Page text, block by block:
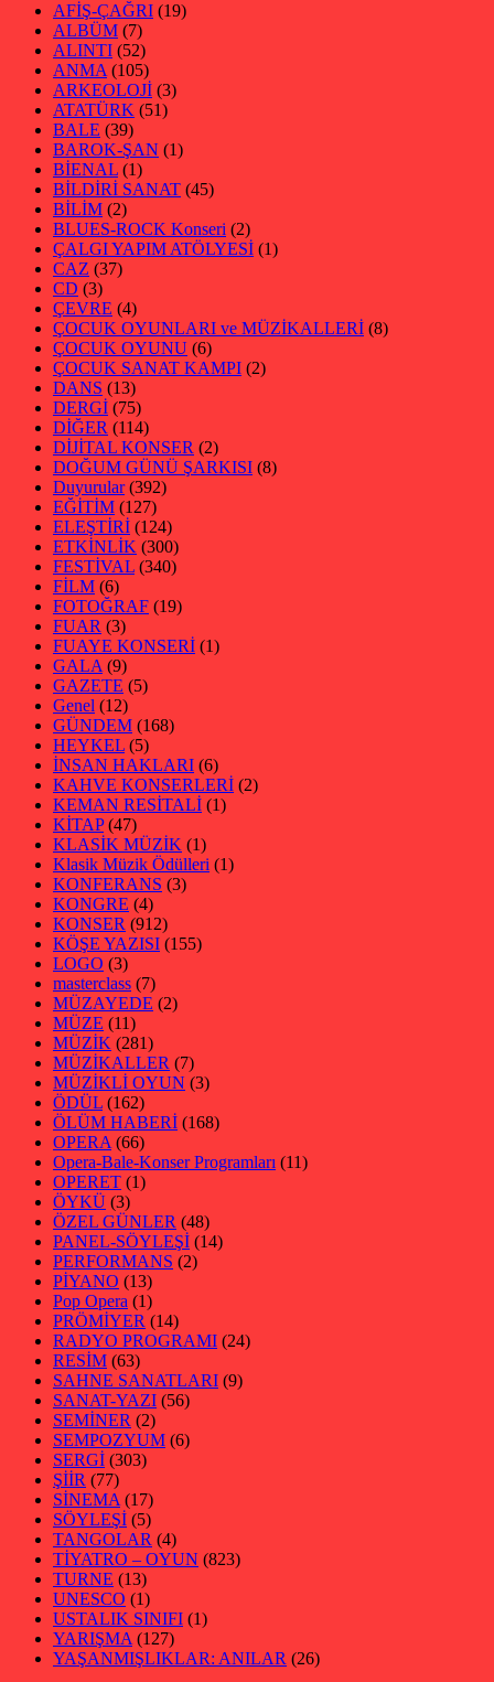
AFİŞ-ÇAĞRI (19)
ALBÜM (7)
ALINTI (52)
ANMA (105)
ARKEOLOJİ (3)
ATATÜRK (51)
BALE (39)
BAROK-ŞAN (1)
BİENAL (1)
BİLDİRİ SANAT (45)
BİLİM (2)
BLUES-ROCK Konseri (2)
ÇALGI YAPIM ATÖLYESİ (1)
CAZ (37)
CD (3)
ÇEVRE (4)
ÇOCUK OYUNLARI ve MÜZİKALLERİ (8)
ÇOCUK OYUNU (6)
ÇOCUK SANAT KAMPI (2)
DANS (13)
DERGİ (75)
DİĞER (114)
DİJİTAL KONSER (2)
DOĞUM GÜNÜ ŞARKISI (8)
Duyurular(392)
EĞİTİM (127)
ELEŞTİRİ (124)
ETKİNLİK (300)
FESTİVAL (340)
FİLM (6)
FOTOĞRAF (19)
FUAR (3)
FUAYE KONSERİ (1)
GALA (9)
GAZETE (5)
Genel (12)
GÜNDEM (168)
HEYKEL (5)
İNSAN HAKLARI (6)
KAHVE KONSERLERİ (2)
KEMAN RESİTALİ (1)
KİTAP(47)
KLASİK MÜZİK (1)
Klasik Müzik Ödülleri (1)
KONFERANS (3)
KONGRE (4)
KONSER (912)
KÖŞE YAZISI (155)
LOGO (3)
masterclass (7)
MÜZAYEDE (2)
MÜZE (11)
MÜZİK (281)
MÜZİKALLER (7)
MÜZİKLİ OYUN (3)
ÖDÜL (162)
ÖLÜM HABERİ (168)
OPERA (66)
Opera-Bale-Konser Programları (11)
OPERET (1)
ÖYKÜ (3)
ÖZEL GÜNLER (48)
PANEL-SÖYLEŞİ (14)
PERFORMANS (2)
PİYANO (13)
Pop Opera (1)
PRÖMİYER (14)
RADYO PROGRAMI (24)
RESİM (63)
SAHNE SANATLARI (9)
SANAT-YAZI (56)
SEMİNER (2)
SEMPOZYUM (6)
SERGİ (303)
ŞİİR (77)
SİNEMA (17)
SÖYLEŞİ (5)
TANGOLAR (4)
TİYATRO – OYUN (823)
TURNE (13)
UNESCO (1)
USTALIK SINIFI (1)
YARIŞMA (127)
YAŞANMIŞLIKLAR: ANILAR (26)